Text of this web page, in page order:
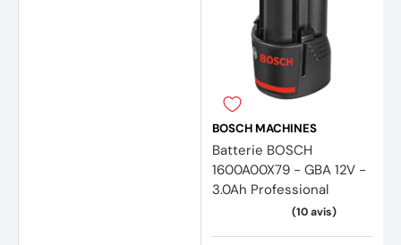
BOSCH MACHINES
Batterie BOSCH
1600A00X79 - GBA 12V -
3.0Ah Professional